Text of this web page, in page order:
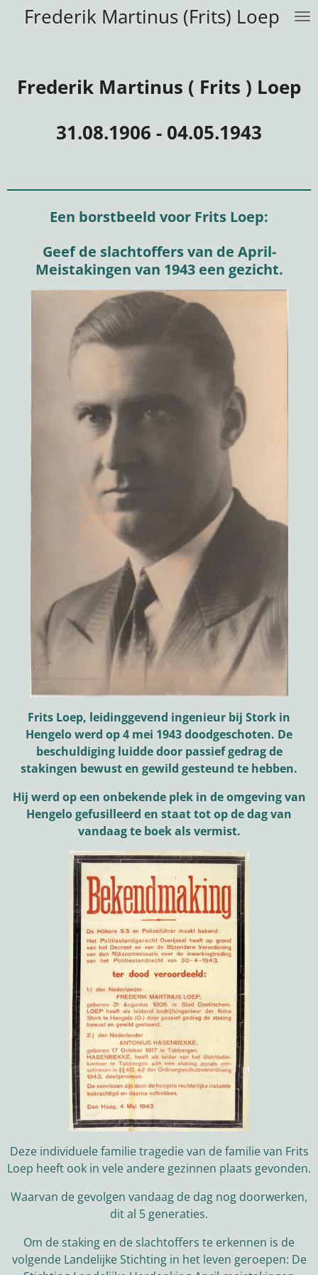
hoofdinhoud
Frederik Martinus (Frits) Loep
Frederik Martinus ( Frits ) Loep
31.08.1906 - 04.05.1943
Een borstbeeld voor Frits Loep:
Geef de slachtoffers van de April-
Meistakingen van 1943 een gezicht.
Frits Loep, leidinggevend ingenieur bij Stork in
Hengelo werd op 4 mei 1943 doodgeschoten. De
beschuldiging luidde door passief gedrag de
stakingen bewust en gewild gesteund te hebben.
Hij werd op een onbekende plek in de omgeving van
Hengelo gefusilleerd en staat tot op de dag van
vandaag te boek als vermist.
Deze individuele familie tragedie van de familie van Frits
Loep heeft ook in vele andere gezinnen plaats gevonden.
Waarvan de gevolgen vandaag de dag nog doorwerken,
dit al 5 generaties.
Om de staking en de slachtoffers te erkennen is de
volgende Landelijke Stichting in het leven geroepen: De